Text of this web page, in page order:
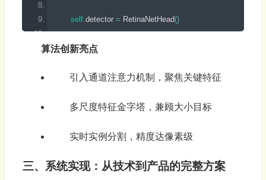
self. detector = RetinaNetHead()
self.segmentor
def forward(self, x):
        segmentation
= self.segmentor(enhanced_features
算法创新亮点
引入通道注意力机制，聚焦关键特征
多尺度特征金字塔，兼顾大小目标
实时实例分割，精度达像素级
三、系统实现：从技术到产品的完整方案